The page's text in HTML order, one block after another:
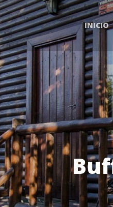
INICIO